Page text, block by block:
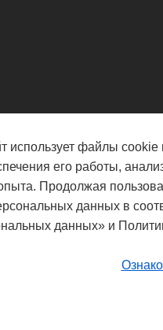
использует файлы cookie
его работы,
Продолжая
данных в
данных» и